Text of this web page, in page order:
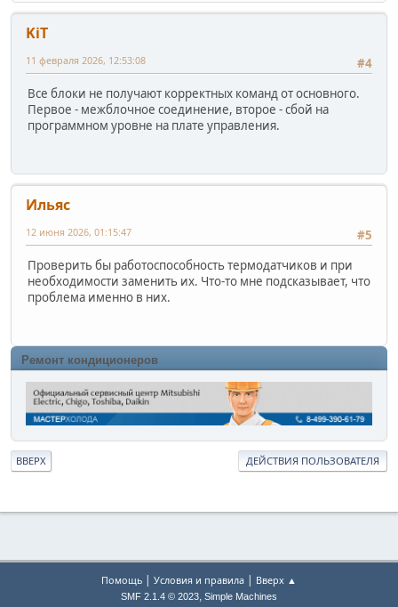
KiT
#4
11 февраля 2026, 12:53:08
Все блоки не получают корректных команд от основного.
Первое - межблочное соединение, второе - сбой на
программном уровне на плате управления.
Ильяс
#5
12 июня 2026, 01:15:47
Проверить бы работоспособность термодатчиков и при
необходимости заменить их. Что-то мне подсказывает, что
проблема именно в них.
Ремонт кондиционеров
ВВЕРХ ДЕЙСТВИЯ ПОЛЬЗОВАТЕЛЯ
Помощь | Условия и правила | Вверх ▲
SMF 2.1.4 © 2023, Simple Machines